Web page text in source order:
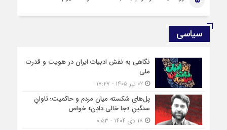
سیاسی
نگاهی به نقش ادبیات ایران در هویت و قدرت
ملی
۰۲ تیر ۱۴۰۵ - ۱۷:۲۷
پل‌های شکسته میان مردم و حاکمیت؛ تاوانِ
سنگینِ «جا خالی دادن» خواص